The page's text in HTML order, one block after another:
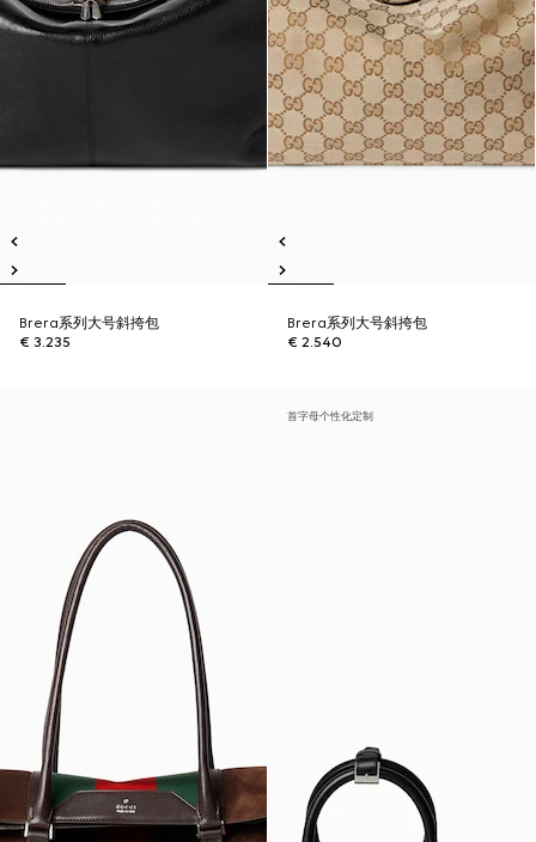
Brera系列大号斜挎包
€ 3.235
Brera系列大号斜挎包
€ 2.540
首字母个性化定制